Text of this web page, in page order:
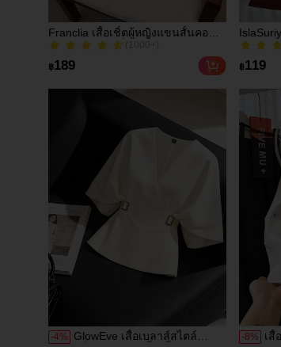
Franclia เสื้อเชิ้ตผู้หญิงแขนสั้นคอ
ระบายกระดุมเดี่ยวลายทาง
(1000+)
600+ ขายแล้ว
600+ ขายแล้ว
฿189
ธงชาติ
วันประ
200+ ขาย
200+ ขายแ
฿119
-4%
GlowEve เสื้อเบลาส์สไตล์
-8%
เสื้